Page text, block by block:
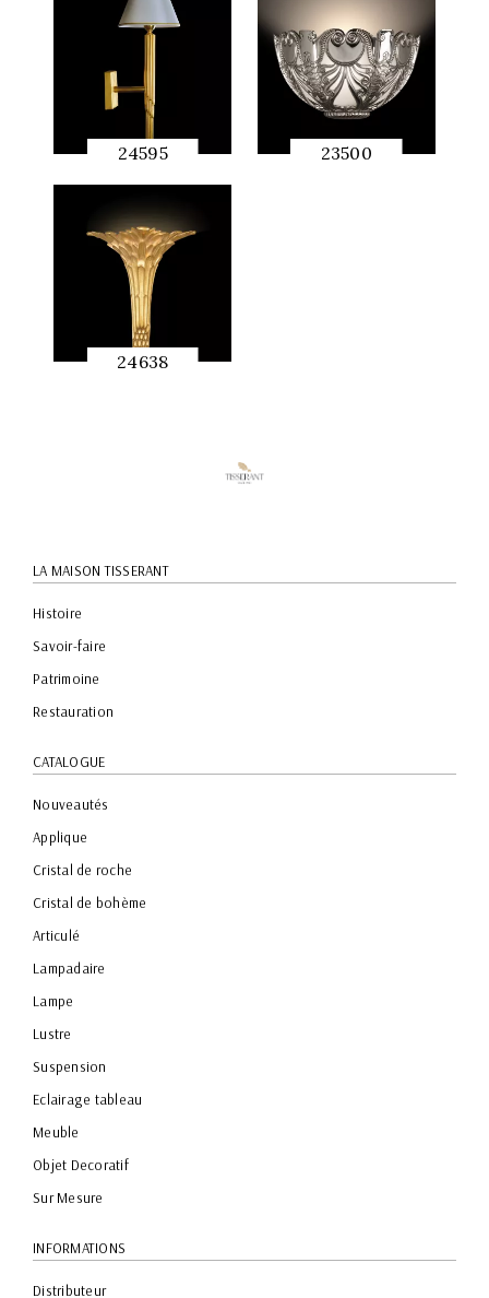
24595
APERÇU
RAPIDE
23500
24638
LA MAISON TISSERANT
Histoire
Savoir-faire
Patrimoine
Restauration
CATALOGUE
Nouveautés
Applique
Cristal de roche
Cristal de bohème
Articulé
Lampadaire
Lampe
Lustre
Suspension
Eclairage tableau
Meuble
Objet Decoratif
Sur Mesure
INFORMATIONS
Distributeur